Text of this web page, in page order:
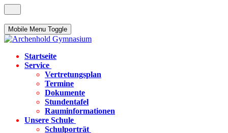
Mobile Menu Toggle
Startseite
Service
Vertretungsplan
Termine
Dokumente
Stundentafel
Rauminformationen
Unsere Schule
Schulporträt